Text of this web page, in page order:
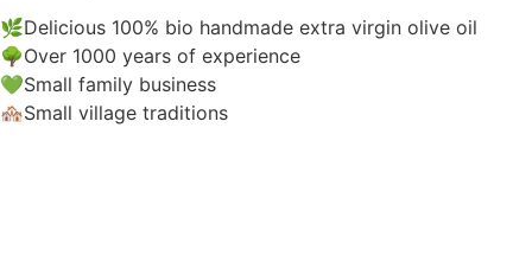
🌿Delicious 100% bio handmade extra virgin olive oil
🌳Over 1000 years of experience
💚Small family business
🏘️Small village traditions